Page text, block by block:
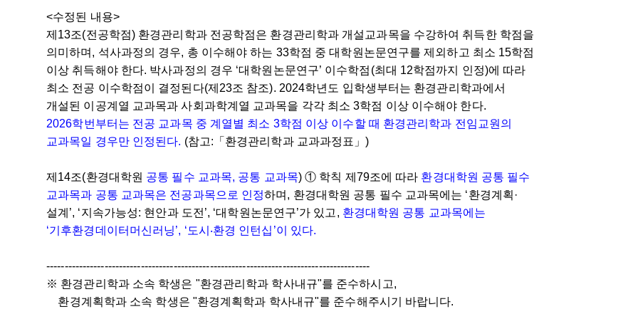
<수정된 내용>
제13조(전공학점) 환경관리학과 전공학점은 환경관리학과 개설교과목을 수강하여 취득한 학점을
의미하며, 석사과정의 경우, 총 이수해야 하는 33학점 중 대학원논문연구를 제외하고 최소 15학점
이상 취득해야 한다. 박사과정의 경우 ‘대학원논문연구’ 이수학점(최대 12학점까지 인정)에 따라
최소 전공 이수학점이 결정된다(제23조 참조). 2024학년도 입학생부터는 환경관리학과에서
개설된 이공계열 교과목과 사회과학계열 교과목을 각각 최소 3학점 이상 이수해야 한다.
2026학번부터는 전공 교과목 중 계열별 최소 3학점 이상 이수할 때 환경관리학과 전임교원의
교과목일 경우만 인정된다. (참고:「환경관리학과 교과과정표」)
제14조(환경대학원 공통 필수 교과목, 공통 교과목)① 학칙 제79조에 따라 환경대학원 공통 필수
교과목과 공통 교과목은 전공과목으로 인정하며, 환경대학원 공통 필수 교과목에는 ‘환경계획·
설계’, ‘지속가능성: 현안과 도전’, ‘대학원논문연구’가 있고, 환경대학원 공통 교과목에는
‘기후환경데이터머신러닝’, ‘도시‧환경 인턴십’이 있다.
-----------------------------------------------------------------------------------------
※ 환경관리학과 소속 학생은 "환경관리학과 학사내규"를 준수하시고,
환경계획학과 소속 학생은 "환경계획학과 학사내규"를 준수해주시기 바랍니다.